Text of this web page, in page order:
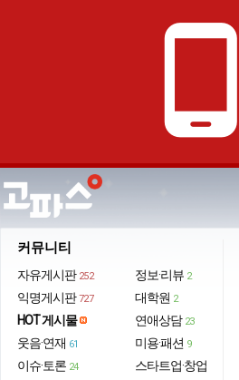
phone_android
커뮤니티
자유게시판 252
익명게시판 727
HOT 게시물
웃음·연재 61
이슈·토론 24
정보·리뷰 2
대학원 2
연애상담 23
미용·패션 9
스타트업·창업